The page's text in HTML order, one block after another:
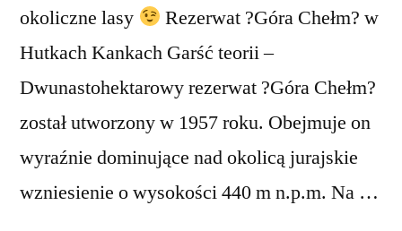
okoliczne lasy
Rezerwat ?Góra Chełm? w
Hutkach Kankach Garść teorii –
Dwunastohektarowy rezerwat ?Góra Chełm?
został utworzony w 1957 roku. Obejmuje on
wyraźnie dominujące nad okolicą jurajskie
wzniesienie o wysokości 440 m n.p.m. Na …